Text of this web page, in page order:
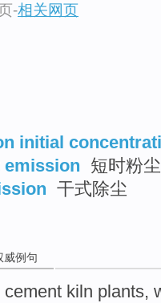
-相关网页
initial
短时粉
干式除尘
威例句
cement kiln plants,